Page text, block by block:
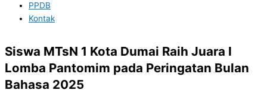
PPDB
Kontak
Siswa MTsN 1 Kota Dumai Raih Juara I
Lomba Pantomim pada Peringatan Bulan
Bahasa 2025